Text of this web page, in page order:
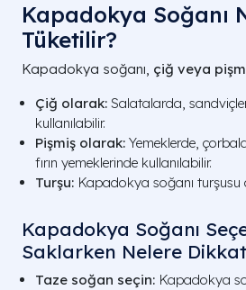
Kapadokya Soğanı
Tüketilir?
Kapadokya soğanı, çiğ veya
Çiğ olarak: Salatalarda,
kullanılabilir.
Pişmiş olarak: Yemeklerde,
fırın yemeklerinde kullanılabilir.
Turşu: Kapadokya soğanı turşusu
Kapadokya Soğanı
Saklarken Nelere
Taze soğan seçin: Kapadokya